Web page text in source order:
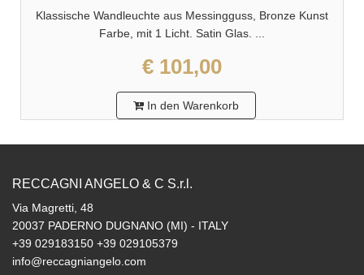
Klassische Wandleuchte aus Messingguss, Bronze Kunst
Farbe, mit 1 Licht. Satin Glas. ...
€ 101,00
In den Warenkorb
RECCAGNI ANGELO & C S.r.l.
Via Magretti, 48
20037 PADERNO DUGNANO (MI) - ITALY
+39 029183150 +39 029105379
info@reccagniangelo.com